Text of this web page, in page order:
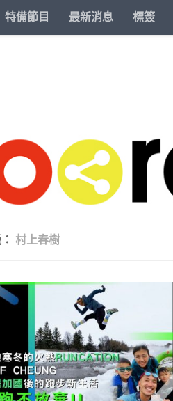
特備節目 最新消息 標簽
村上春樹